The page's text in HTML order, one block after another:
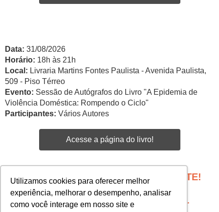
Utilizamos cookies para oferecer melhor
experiência, melhorar o desempenho, analisar
como você interage em nosso site e
Data: 31/08/2026
Horário: 18h às 21h
Local: Livraria Martins Fontes Paulista - Avenida Paulista,
509 - Piso Térreo
Evento: Sessão de Autógrafos do Livro "A Epidemia de
Violência Doméstica: Rompendo o Ciclo"
Participantes: Vários Autores
Acesse a página do livro!
PROGRAME SEU EVENTO COM A GENTE!
Edgar Santos -
esantos@martinsfontespaulista.com.br